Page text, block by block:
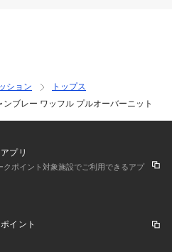
ション
トップス
ンブレー ワッフル プルオーバーニット
プリ
クポイント対象施設でご利用できるアプ
イント